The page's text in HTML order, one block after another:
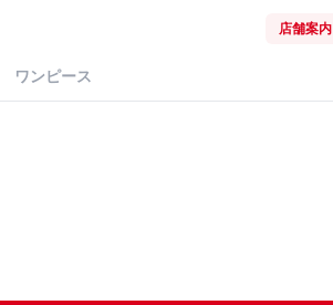
店舗案内
ワンピース